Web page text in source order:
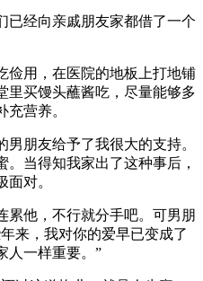
已经向亲戚朋友家都借了一个
俭用，在医院的地板上打地铺
里买馒头蘸酱吃，尽量能够多
营养。
朋友给予了我很大的支持。
当得知我家出了这种事后，
对。
累他，不行就分手吧。可男朋
来，我对你的爱早已变成了
人一样重要。”